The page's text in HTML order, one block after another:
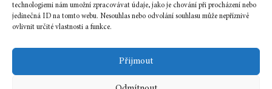
technologiemi nám umožní zpracovávat údaje, jako je chování při procházení nebo
jedinečná ID na tomto webu. Nesouhlas nebo odvolání souhlasu může nepříznivě
ovlivnit určité vlastnosti a funkce.
Přijmout
nových pohledů na svět a vyprávění o něm.